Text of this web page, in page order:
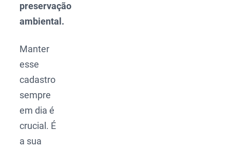
preservação
ambiental.
Manter
esse
cadastro
sempre
em dia é
crucial. É
a sua